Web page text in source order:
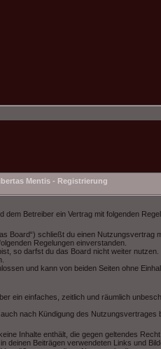
Mentis - Registrierung
dem Betreiber ein Vertrag mit folgenden
Board“) schließt du einen Nutzungsvertrag
Regelungen einverstanden.
so darfst du das Board nicht weiter
und kann von beiden Seiten ohne
ein einfaches, zeitlich und räumlich
nach Kündigung des Nutzungsvertrages
Inhalte enthält, die gegen geltendes
deinen Beiträgen verwendeten Links und